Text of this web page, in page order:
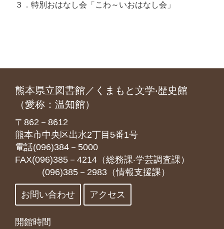
３．特別おはなし会「こわ～いおはなし会」
熊本県立図書館／くまもと文学‧歴史館
（愛称：温知館）
〒862－8612
熊本市中央区出水2丁目5番1号
電話(096)384－5000
FAX(096)385－4214（総務課‧学芸調査課）
(096)385－2983（情報支援課）
お問い合わせ アクセス
開館時間